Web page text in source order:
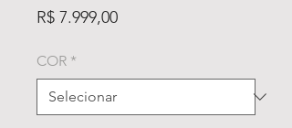
R$ 7.999,00Preço
COR *